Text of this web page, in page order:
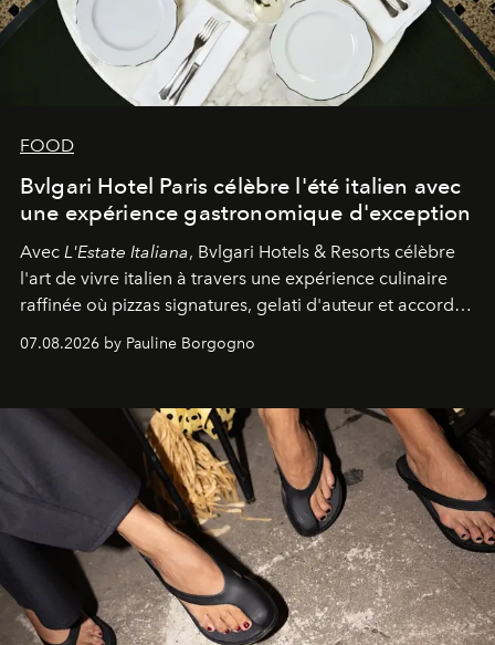
FOOD
Bvlgari Hotel Paris célèbre l'été italien avec
une expérience gastronomique d'exception
Avec L'Estate Italiana, Bvlgari Hotels & Resorts célèbre
l'art de vivre italien à travers une expérience culinaire
raffinée où pizzas signatures, gelati d'auteur et accords
d'exception composent un véritable voyage sensoriel.
07.08.2026 by Pauline Borgogno